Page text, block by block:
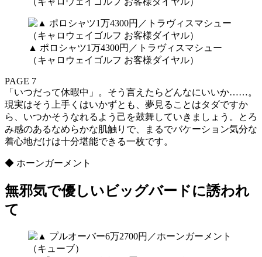
▲ ポロシャツ1万4300円／トラヴィスマシュー
（キャロウェイゴルフ お客様ダイヤル）
PAGE 7
「いつだって休暇中」。そう言えたらどんなにいいか……。
現実はそう上手くはいかずとも、夢見ることはタダですか
ら、いつかそうなれるよう己を鼓舞していきましょう。とろ
み感のあるなめらかな肌触りで、まるでバケーション気分な
着心地だけは十分堪能できる一枚です。
◆ ホーンガーメント
無邪気で優しいビッグバードに誘われ
て